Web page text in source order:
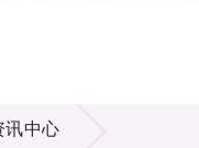
讯中心